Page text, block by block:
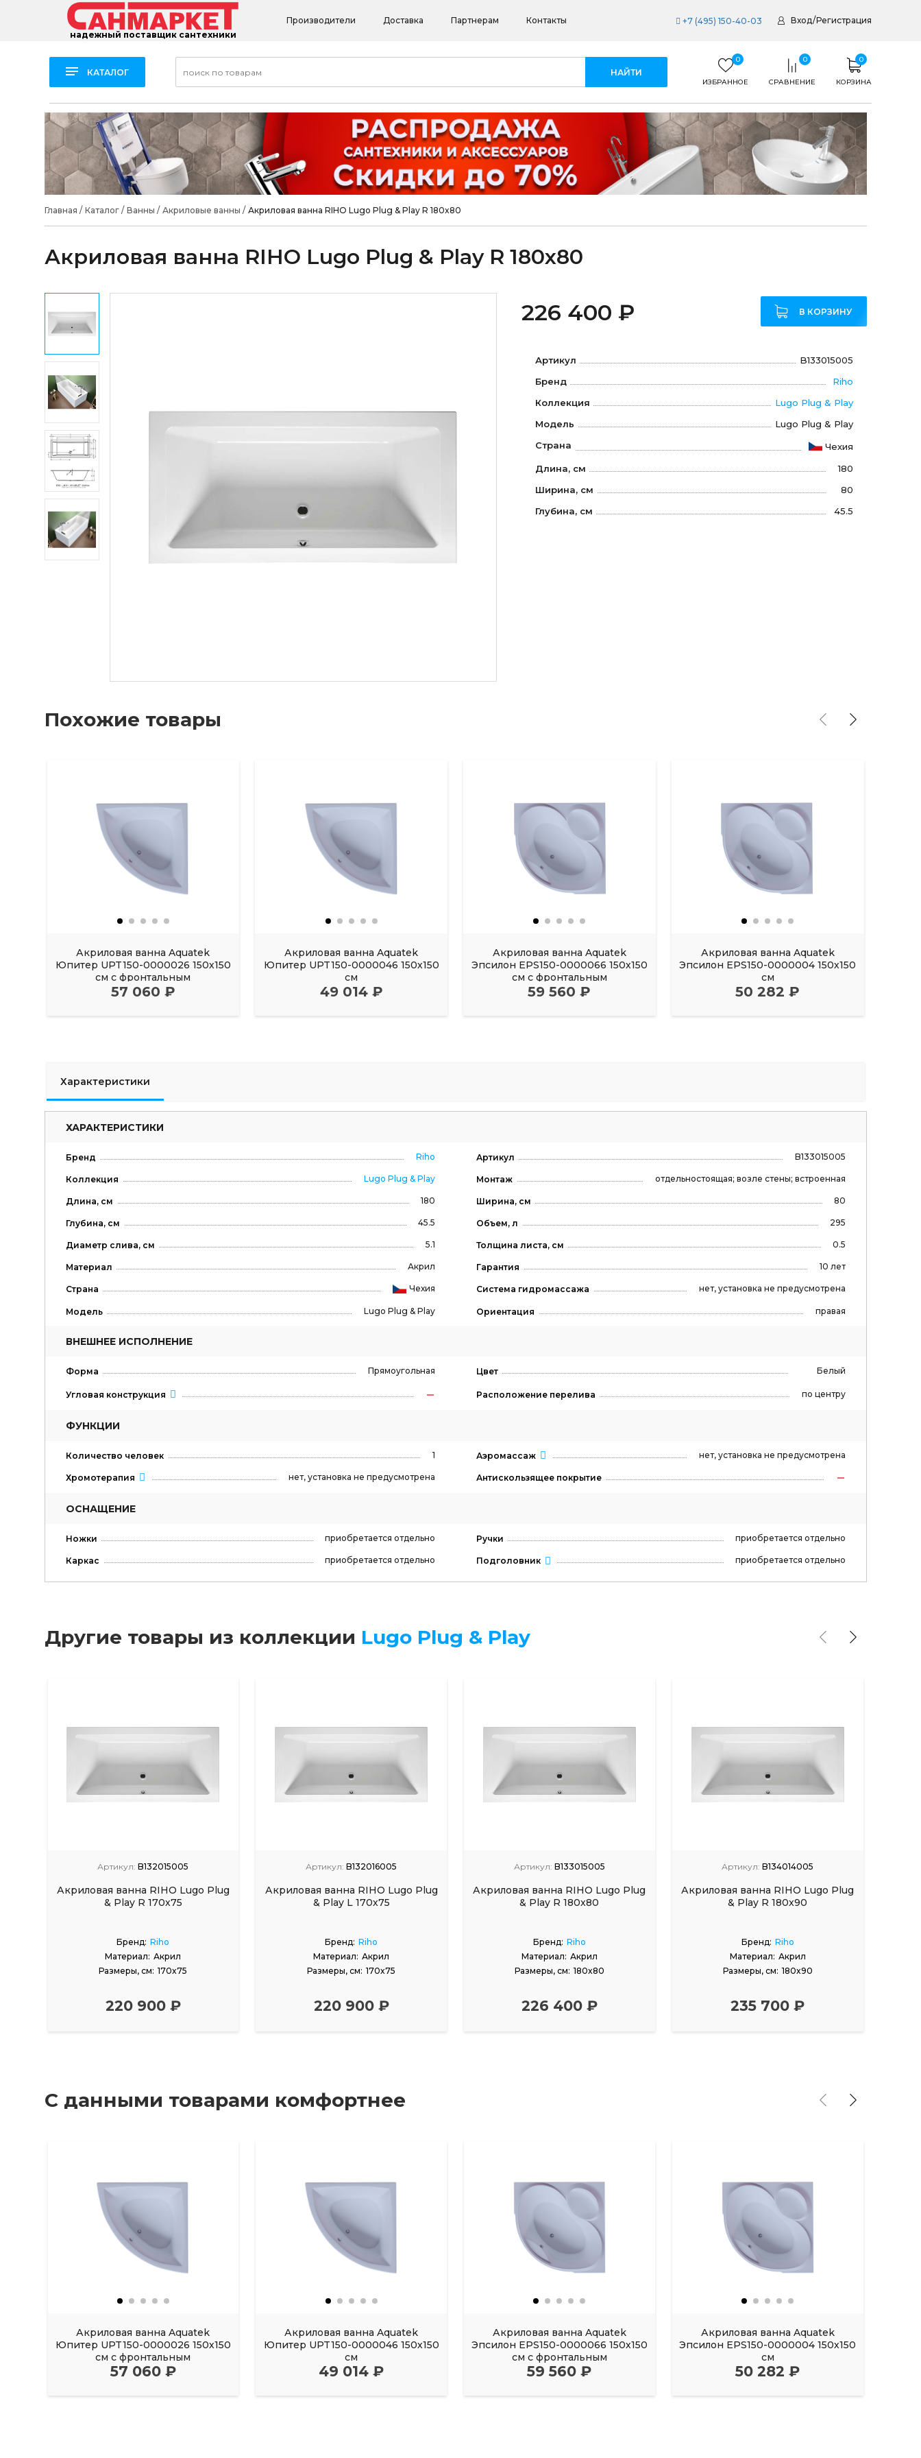
надежный поставщик сантехники
Производители Доставка Партнерам Контакты +7 (495) 150-40-03 Вход/Регистрация
КАТАЛОГ
0
ИЗБРАННОЕ
0
СРАВНЕНИЕ
0
КОРЗИНА
Главная / Каталог/ Ванны / Акриловые ванны / Акриловая ванна RIHO Lugo Plug & Play R 180x80
Акриловая ванна RIHO Lugo Plug & Play R 180x80
226 400 ₽ В КОРЗИНУ
Артикул
B133015005
Бренд
Riho
Коллекция
Lugo Plug & Play
Модель
Lugo Plug & Play
Страна
Чехия
Длина, см
180
Ширина, см
80
Глубина, см
45.5
Похожие товары
Акриловая ванна Aquatek
Юпитер UPT150-0000026 150х150
см с фронтальным
57 060 ₽
Акриловая ванна Aquatek
Юпитер UPT150-0000046 150х150
см
49 014 ₽
Акриловая ванна Aquatek
Эпсилон EPS150-0000066 150х150
см с фронтальным
59 560 ₽
Акриловая ванна Aquatek
Эпсилон EPS150-0000004 150х150
см
50 282 ₽
Характеристики
ХАРАКТЕРИСТИКИ
Бренд Riho Артикул B133015005
Коллекция Lugo Plug & Play Монтаж отдельностоящая; возле стены; встроенная
Длина, см 180 Ширина, см 80
Глубина, см 45.5 Объем, л 295
Диаметр слива, см 5.1 Толщина листа, см 0.5
Материал Акрил Гарантия 10 лет
Страна Чехия Система гидромассажа нет, установка не предусмотрена
Модель Lugo Plug & Play Ориентация правая
ВНЕШНЕЕ ИСПОЛНЕНИЕ
Форма Прямоугольная Цвет Белый
Угловая конструкция Расположение перелива по центру
ФУНКЦИИ
Количество человек 1 Аэромассаж нет, установка не предусмотрена
Хромотерапия нет, установка не предусмотрена Антискользящее покрытие
ОСНАЩЕНИЕ
Ножки приобретается отдельно Ручки приобретается отдельно
Каркас приобретается отдельно Подголовник приобретается отдельно
Другие товары из коллекции Lugo Plug & Play
Артикул: B132015005
Акриловая ванна RIHO Lugo Plug
& Play R 170х75
Бренд: Riho
Материал: Акрил
Размеры, см: 170x75
220 900 ₽
Артикул: B132016005
Акриловая ванна RIHO Lugo Plug
& Play L 170х75
Бренд: Riho
Материал: Акрил
Размеры, см: 170x75
220 900 ₽
Артикул: B133015005
Акриловая ванна RIHO Lugo Plug
& Play R 180x80
Бренд: Riho
Материал: Акрил
Размеры, см: 180x80
226 400 ₽
Артикул: B134014005
Акриловая ванна RIHO Lugo Plug
& Play R 180x90
Бренд: Riho
Материал: Акрил
Размеры, см: 180x90
235 700 ₽
С данными товарами комфортнее
Акриловая ванна Aquatek
Юпитер UPT150-0000026 150х150
см с фронтальным
57 060 ₽
Акриловая ванна Aquatek
Юпитер UPT150-0000046 150х150
см
49 014 ₽
Акриловая ванна Aquatek
Эпсилон EPS150-0000066 150х150
см с фронтальным
59 560 ₽
Акриловая ванна Aquatek
Эпсилон EPS150-0000004 150х150
см
50 282 ₽